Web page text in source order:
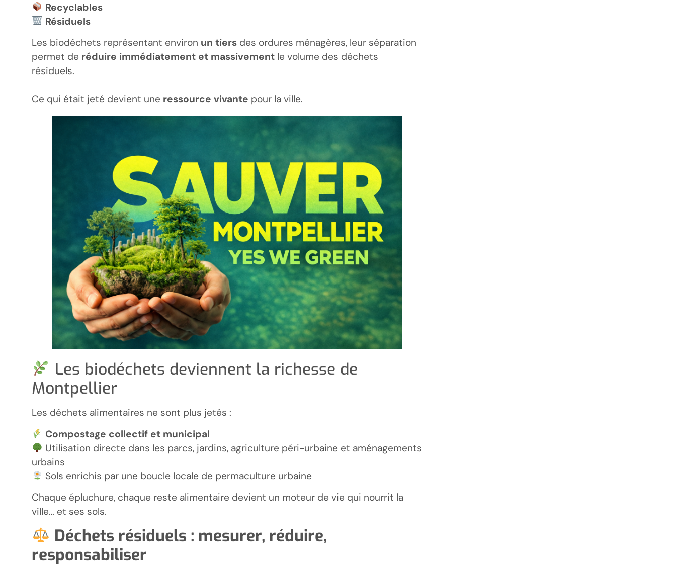
Recyclables
Résiduels
Les biodéchets représentant environ un tiers des ordures ménagères, leur séparation
permet de réduire immédiatement et massivement le volume des déchets
résiduels.
Ce qui était jeté devient une ressource vivante pour la ville.
Les biodéchets deviennent la richesse de
Montpellier
Les déchets alimentaires ne sont plus jetés :
Compostage collectif et municipal
Utilisation directe dans les parcs, jardins, agriculture péri-urbaine et aménagements
urbains
Sols enrichis par une boucle locale de permaculture urbaine
Chaque épluchure, chaque reste alimentaire devient un moteur de vie qui nourrit la
ville… et ses sols.
Déchets résiduels : mesurer, réduire,
responsabiliser